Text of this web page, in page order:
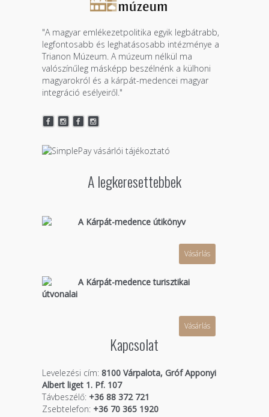
"A magyar emlékezetpolitika egyik legbátrabb,
legfontosabb és leghatásosabb intézménye a
Trianon Múzeum. A múzeum nélkül ma
valószínűleg másképp beszélnénk a külhoni
magyarokról és a kárpát-medencei magyar
integráció esélyeiről."
A legkeresettebbek
A Kárpát-medence útikönyv
Vásárlás
A Kárpát-medence turisztikai
útvonalai
Vásárlás
Kapcsolat
Levelezési cím: 8100 Várpalota, Gróf Apponyi
Albert liget 1. Pf. 107
Távbeszélő:+36 88 372 721
Zsebtelefon:+36 70 365 1920